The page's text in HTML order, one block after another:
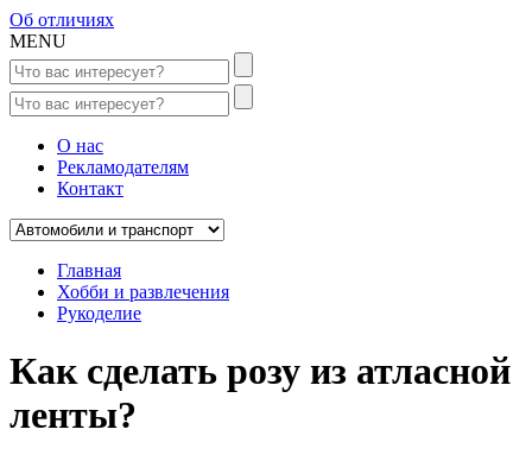
Об отличиях
MENU
О нас
Рекламодателям
Контакт
Главная
Хобби и развлечения
Рукоделие
Как сделать розу из атласной
ленты?